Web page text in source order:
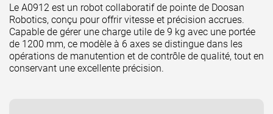
Le A0912 est un robot collaboratif de pointe de Doosan
Robotics, conçu pour offrir vitesse et précision accrues.
Capable de gérer une charge utile de 9 kg avec une portée
de 1200 mm, ce modèle à 6 axes se distingue dans les
opérations de manutention et de contrôle de qualité, tout en
conservant une excellente précision.